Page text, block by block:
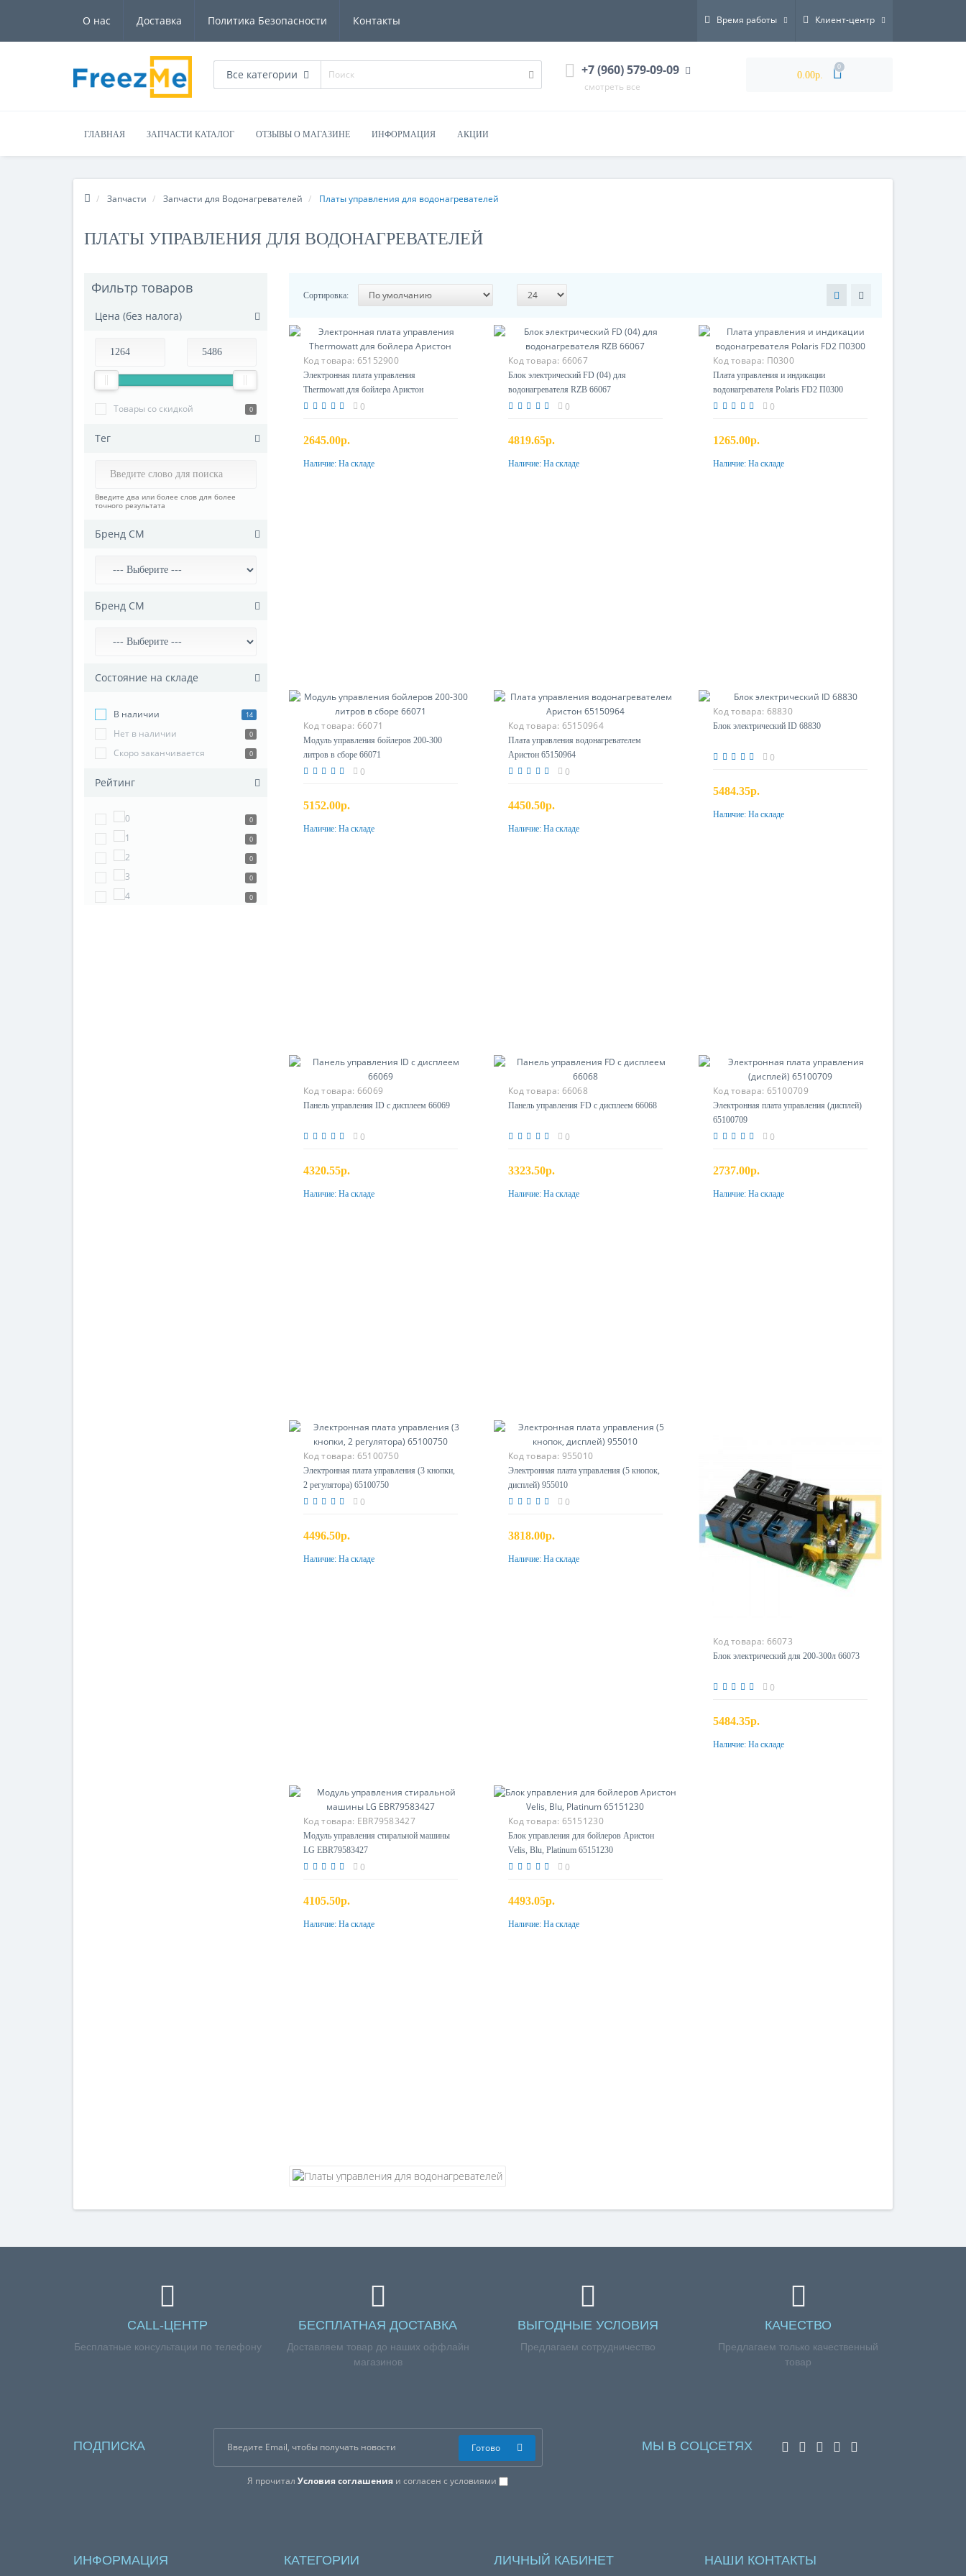
О нас Доставка Политика Безопасности Контакты Время работы Клиент-центр
Все категории +7 (960) 579-09-09
смотреть все
0.00р.
0
ГЛАВНАЯ ЗАПЧАСТИ КАТАЛОГ ОТЗЫВЫ О МАГАЗИНЕ ИНФОРМАЦИЯ АКЦИИ
Запчасти Запчасти для Водонагревателей Платы управления для водонагревателей
ПЛАТЫ УПРАВЛЕНИЯ ДЛЯ ВОДОНАГРЕВАТЕЛЕЙ
Фильтр товаров
Цена (без налога)
Товары со скидкой 0
Тег
Введите два или более слов для более
точного результата
Бренд СМ
Бренд СМ
Состояние на складе
В наличии 14
Нет в наличии 0
Скоро заканчивается 0
Рейтинг
0
0
0
0
0
Сортировка:
Код товара: 65152900
Электронная плата управления
Thermowatt для бойлера Аристон
0
2645.00р.
Купить
Наличие: На складе
Код товара: 66067
Блок электрический FD (04) для
водонагревателя RZB 66067
0
4819.65р.
Купить
Наличие: На складе
Код товара: П0300
Плата управления и индикации
водонагревателя Polaris FD2 П0300
0
1265.00р.
Купить
Наличие: На складе
Код товара: 66071
Модуль управления бойлеров 200-300
литров в сборе 66071
0
5152.00р.
Купить
Наличие: На складе
Код товара: 65150964
Плата управления водонагревателем
Аристон 65150964
0
4450.50р.
Купить
Наличие: На складе
Код товара: 68830
Блок электрический ID 68830
0
5484.35р.
Купить
Наличие: На складе
Код товара: 66069
Панель управления ID с дисплеем 66069
0
4320.55р.
Купить
Наличие: На складе
Код товара: 66068
Панель управления FD с дисплеем 66068
0
3323.50р.
Купить
Наличие: На складе
Код товара: 65100709
Электронная плата управления (дисплей)
65100709
0
2737.00р.
Купить
Наличие: На складе
Код товара: 65100750
Электронная плата управления (3 кнопки,
2 регулятора) 65100750
0
4496.50р.
Купить
Наличие: На складе
Код товара: 955010
Электронная плата управления (5 кнопок,
дисплей) 955010
0
3818.00р.
Купить
Наличие: На складе
Код товара: 66073
Блок электрический для 200-300л 66073
0
5484.35р.
Купить
Наличие: На складе
Код товара: EBR79583427
Модуль управления стиральной машины
LG EBR79583427
0
4105.50р.
Купить
Наличие: На складе
Код товара: 65151230
Блок управления для бойлеров Аристон
Velis, Blu, Platinum 65151230
0
4493.05р.
Купить
Наличие: На складе
CALL-ЦЕНТР
Бесплатные консультации по телефону
БЕСПЛАТНАЯ ДОСТАВКА
Доставляем товар до наших оффлайн
магазинов
ВЫГОДНЫЕ УСЛОВИЯ
Предлагаем сотрудничество
КАЧЕСТВО
Предлагаем только качественный
товар
ПОДПИСКА
Я прочиталУсловия соглашения и согласен с условиями
Готово МЫ В СОЦСЕТЯХ
ИНФОРМАЦИЯ КАТЕГОРИИ ЛИЧНЫЙ КАБИНЕТ НАШИ КОНТАКТЫ